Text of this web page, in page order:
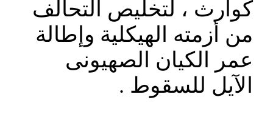
كوارث ، لتخليص التحالف
من أزمته الهيكلية وإطالة
عمر الكيان الصهيونى
الآيل للسقوط .